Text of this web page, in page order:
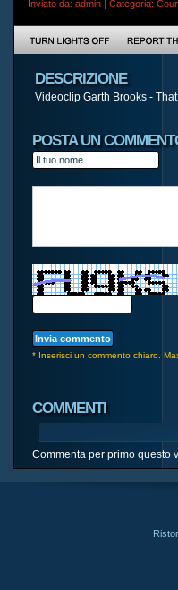
Inviato da: admin | Categoria:
DESCRIZIONE
Videoclip Garth Brooks -
POSTA UN
* Inserisci un commento chiaro.
COMMENTI
Commenta per primo questo